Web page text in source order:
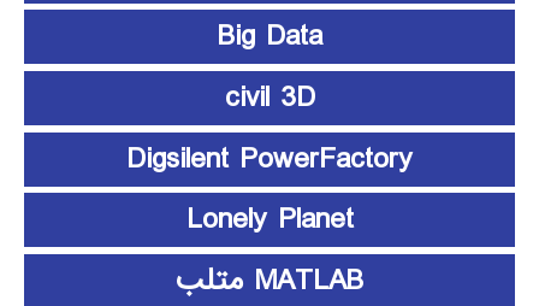
Big Data
civil 3D
Digsilent PowerFactory
Lonely Planet
MATLAB متلب